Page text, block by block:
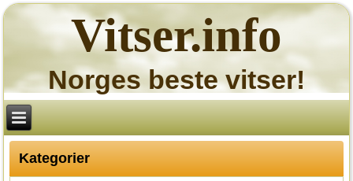
Vitser.info
Norges beste vitser!
Kategorier